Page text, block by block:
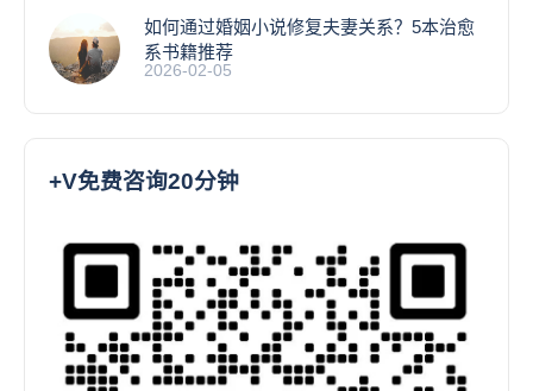
如何通过婚姻小说修复夫妻关系？5本治愈
系书籍推荐
2026-02-05
+V免费咨询20分钟